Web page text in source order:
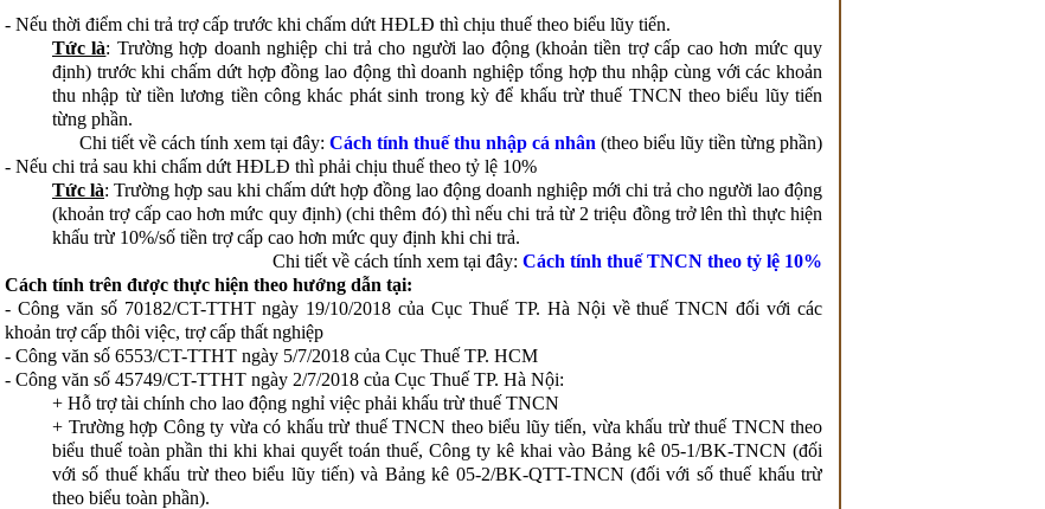
- Nếu thời điểm chi trả trợ cấp trước khi chấm dứt HĐLĐ thì chịu thuế theo biểu lũy tiến.
Tức là: Trường hợp doanh nghiệp chi trả cho người lao động (khoản tiền trợ cấp cao hơn mức quy
định) trước khi chấm dứt hợp đồng lao động thì doanh nghiệp tổng hợp thu nhập cùng với các khoản
thu nhập từ tiền lương tiền công khác phát sinh trong kỳ để khấu trừ thuế TNCN theo biểu lũy tiến
từng phần.
Chi tiết về cách tính xem tại đây: Cách tính thuế thu nhập cá nhân (theo biểu lũy tiền từng phần)
- Nếu chi trả sau khi chấm dứt HĐLĐ thì phải chịu thuế theo tỷ lệ 10%
Tức là: Trường hợp sau khi chấm dứt hợp đồng lao động doanh nghiệp mới chi trả cho người lao động
(khoản trợ cấp cao hơn mức quy định) (chi thêm đó) thì nếu chi trả từ 2 triệu đồng trở lên thì thực hiện
khấu trừ 10%/số tiền trợ cấp cao hơn mức quy định khi chi trả.
Chi tiết về cách tính xem tại đây: Cách tính thuế TNCN theo tỷ lệ 10%
Cách tính trên được thực hiện theo hướng dẫn tại:
- Công văn số 70182/CT-TTHT ngày 19/10/2018 của Cục Thuế TP. Hà Nội về thuế TNCN đối với các
khoản trợ cấp thôi việc, trợ cấp thất nghiệp
- Công văn số 6553/CT-TTHT ngày 5/7/2018 của Cục Thuế TP. HCM
- Công văn số 45749/CT-TTHT ngày 2/7/2018 của Cục Thuế TP. Hà Nội:
+ Hỗ trợ tài chính cho lao động nghỉ việc phải khấu trừ thuế TNCN
+ Trường hợp Công ty vừa có khấu trừ thuế TNCN theo biểu lũy tiến, vừa khấu trừ thuế TNCN theo
biểu thuế toàn phần thi khi khai quyết toán thuế, Công ty kê khai vào Bảng kê 05-1/BK-TNCN (đối
với số thuế khấu trừ theo biểu lũy tiến) và Bảng kê 05-2/BK-QTT-TNCN (đối với số thuế khấu trừ
theo biểu toàn phần).